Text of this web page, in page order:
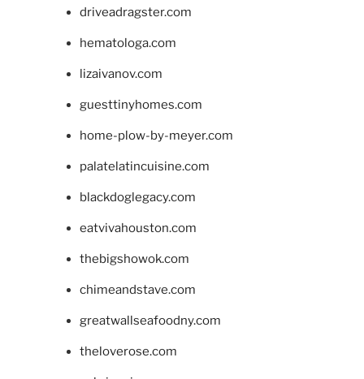
driveadragster.com
hematologa.com
lizaivanov.com
guesttinyhomes.com
home-plow-by-meyer.com
palatelatincuisine.com
blackdoglegacy.com
eatvivahouston.com
thebigshowok.com
chimeandstave.com
greatwallseafoodny.com
theloverose.com